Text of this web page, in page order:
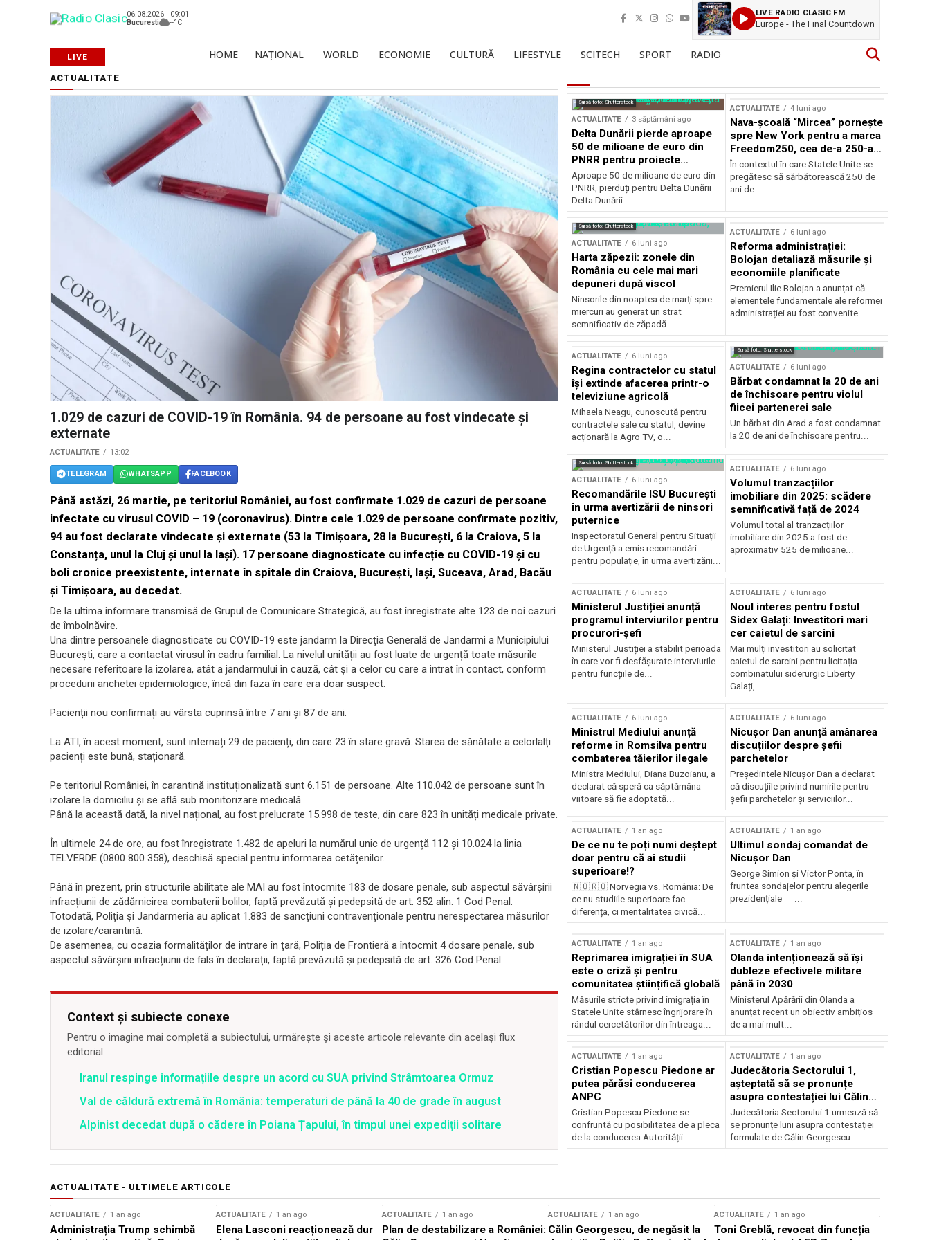
06.08.2026 | 09:01
Bucuresti
--°C
LIVE RADIO CLASIC FM
Europe - The Final Countdown
HOME NAȚIONAL WORLD ECONOMIE CULTURĂ LIFESTYLE SCITECH SPORT RADIO
ACTUALITATE
1.029 de cazuri de COVID-19 în România. 94 de persoane au fost vindecate și
externate
ACTUALITATE 13:02
TELEGRAM WHATSAPP FACEBOOK
Până astăzi, 26 martie, pe teritoriul României, au fost confirmate 1.029 de cazuri de persoane
infectate cu virusul COVID – 19 (coronavirus). Dintre cele 1.029 de persoane confirmate pozitiv,
94 au fost declarate vindecate și externate (53 la Timișoara, 28 la București, 6 la Craiova, 5 la
Constanța, unul la Cluj și unul la Iași). 17 persoane diagnosticate cu infecție cu COVID-19 și cu
boli cronice preexistente, internate în spitale din Craiova, București, Iași, Suceava, Arad, Bacău
și Timișoara, au decedat.
De la ultima informare transmisă de Grupul de Comunicare Strategică, au fost înregistrate alte 123 de noi cazuri
de îmbolnăvire.
Una dintre persoanele diagnosticate cu COVID-19 este jandarm la Direcția Generală de Jandarmi a Municipiului
București, care a contactat virusul în cadru familial. La nivelul unității au fost luate de urgență toate măsurile
necesare referitoare la izolarea, atât a jandarmului în cauză, cât și a celor cu care a intrat în contact, conform
procedurii anchetei epidemiologice, încă din faza în care era doar suspect.
Pacienții nou confirmați au vârsta cuprinsă între 7 ani și 87 de ani.
La ATI, în acest moment, sunt internați 29 de pacienți, din care 23 în stare gravă. Starea de sănătate a celorlalți
pacienți este bună, staționară.
Pe teritoriul României, în carantină instituționalizată sunt 6.151 de persoane. Alte 110.042 de persoane sunt în
izolare la domiciliu și se află sub monitorizare medicală.
Până la această dată, la nivel național, au fost prelucrate 15.998 de teste, din care 823 în unități medicale private.
În ultimele 24 de ore, au fost înregistrate 1.482 de apeluri la numărul unic de urgență 112 și 10.024 la linia
TELVERDE (0800 800 358), deschisă special pentru informarea cetățenilor.
Până în prezent, prin structurile abilitate ale MAI au fost întocmite 183 de dosare penale, sub aspectul săvârșirii
infracțiunii de zădărnicirea combaterii bolilor, faptă prevăzută şi pedepsită de art. 352 alin. 1 Cod Penal.
Totodată, Poliția și Jandarmeria au aplicat 1.883 de sancțiuni contravenționale pentru nerespectarea măsurilor
de izolare/carantină.
De asemenea, cu ocazia formalităților de intrare în țară, Poliția de Frontieră a întocmit 4 dosare penale, sub
aspectul săvârșirii infracțiunii de fals în declarații, faptă prevăzută și pedepsită de art. 326 Cod Penal.
Context și subiecte conexe
Pentru o imagine mai completă a subiectului, urmărește și aceste articole relevante din același flux
editorial.
Iranul respinge informațiile despre un acord cu SUA privind Strâmtoarea Ormuz
Val de căldură extremă în România: temperaturi de până la 40 de grade în august
Alpinist decedat după o cădere în Poiana Țapului, în timpul unei expediții solitare
Sursă foto: Shutterstock
ACTUALITATE 3 săptămâni ago
Delta Dunării pierde aproape
50 de milioane de euro din
PNRR pentru proiecte
esențiale
Aproape 50 de milioane de euro din
PNRR, pierduți pentru Delta Dunării
Delta Dunării...
ACTUALITATE 4 luni ago
Nava-școală “Mircea” pornește
spre New York pentru a marca
Freedom250, cea de-a 250-a
aniversare a Statelor Unite
În contextul în care Statele Unite se
pregătesc să sărbătorească 250 de
ani de...
Sursă foto: Shutterstock
ACTUALITATE 6 luni ago
Harta zăpezii: zonele din
România cu cele mai mari
depuneri după viscol
Ninsorile din noaptea de marți spre
miercuri au generat un strat
semnificativ de zăpadă...
ACTUALITATE 6 luni ago
Reforma administrației:
Bolojan detaliază măsurile și
economiile planificate
Premierul Ilie Bolojan a anunțat că
elementele fundamentale ale reformei
administrației au fost convenite...
ACTUALITATE 6 luni ago
Regina contractelor cu statul
își extinde afacerea printr-o
televiziune agricolă
Mihaela Neagu, cunoscută pentru
contractele sale cu statul, devine
acționară la Agro TV, o...
Sursă foto: Shutterstock
ACTUALITATE 6 luni ago
Bărbat condamnat la 20 de ani
de închisoare pentru violul
fiicei partenerei sale
Un bărbat din Arad a fost condamnat
la 20 de ani de închisoare pentru...
Sursă foto: Shutterstock
ACTUALITATE 6 luni ago
Recomandările ISU București
în urma avertizării de ninsori
puternice
Inspectoratul General pentru Situații
de Urgență a emis recomandări
pentru populație, în urma avertizării...
ACTUALITATE 6 luni ago
Volumul tranzacțiilor
imobiliare din 2025: scădere
semnificativă față de 2024
Volumul total al tranzacțiilor
imobiliare din 2025 a fost de
aproximativ 525 de milioane...
ACTUALITATE 6 luni ago
Ministerul Justiției anunță
programul interviurilor pentru
procurori-șefi
Ministerul Justiției a stabilit perioada
în care vor fi desfășurate interviurile
pentru funcțiile de...
ACTUALITATE 6 luni ago
Noul interes pentru fostul
Sidex Galați: Investitori mari
cer caietul de sarcini
Mai mulți investitori au solicitat
caietul de sarcini pentru licitația
combinatului siderurgic Liberty
Galați,...
ACTUALITATE 6 luni ago
Ministrul Mediului anunță
reforme în Romsilva pentru
combaterea tăierilor ilegale
Ministra Mediului, Diana Buzoianu, a
declarat că speră ca săptămâna
viitoare să fie adoptată...
ACTUALITATE 6 luni ago
Nicușor Dan anunță amânarea
discuțiilor despre șefii
parchetelor
Președintele Nicușor Dan a declarat
că discuțiile privind numirile pentru
șefii parchetelor și serviciilor...
ACTUALITATE 1 an ago
De ce nu te poți numi deștept
doar pentru că ai studii
superioare!?
🇳🇴🇷🇴 Norvegia vs. România: De
ce nu studiile superioare fac
diferența, ci mentalitatea civică...
ACTUALITATE 1 an ago
Ultimul sondaj comandat de
Nicușor Dan
George Simion și Victor Ponta, în
fruntea sondajelor pentru alegerile
prezidențiale ...
ACTUALITATE 1 an ago
Reprimarea imigrației în SUA
este o criză și pentru
comunitatea științifică globală
Măsurile stricte privind imigrația în
Statele Unite stârnesc îngrijorare în
rândul cercetătorilor din întreaga...
ACTUALITATE 1 an ago
Olanda intenționează să își
dubleze efectivele militare
până în 2030
Ministerul Apărării din Olanda a
anunțat recent un obiectiv ambițios
de a mai mult...
ACTUALITATE 1 an ago
Cristian Popescu Piedone ar
putea părăsi conducerea
ANPC
Cristian Popescu Piedone se
confruntă cu posibilitatea de a pleca
de la conducerea Autorității...
ACTUALITATE 1 an ago
Judecătoria Sectorului 1,
așteptată să se pronunțe
asupra contestației lui Călin
Georgescu privind controlul
judiciar
Judecătoria Sectorului 1 urmează să
se pronunțe luni asupra contestației
formulate de Călin Georgescu...
ACTUALITATE - ULTIMELE ARTICOLE
ACTUALITATE 1 an ago
Administrația Trump schimbă
ACTUALITATE 1 an ago
Elena Lasconi reacționează dur
ACTUALITATE 1 an ago
Plan de destabilizare a României:
ACTUALITATE 1 an ago
Călin Georgescu, de negăsit la
ACTUALITATE 1 an ago
Toni Greblă, revocat din funcția